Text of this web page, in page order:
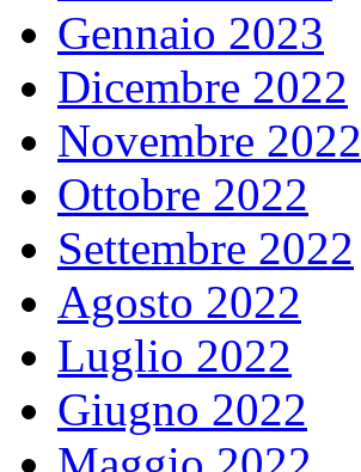
Gennaio 2023
Dicembre 2022
Novembre 2022
Ottobre 2022
Settembre 2022
Agosto 2022
Luglio 2022
Giugno 2022